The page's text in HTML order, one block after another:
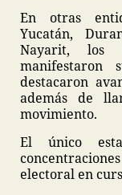
En otras
Yucatán,
Nayarit, los
destacaron
además de
movimiento.
El único
electoral en